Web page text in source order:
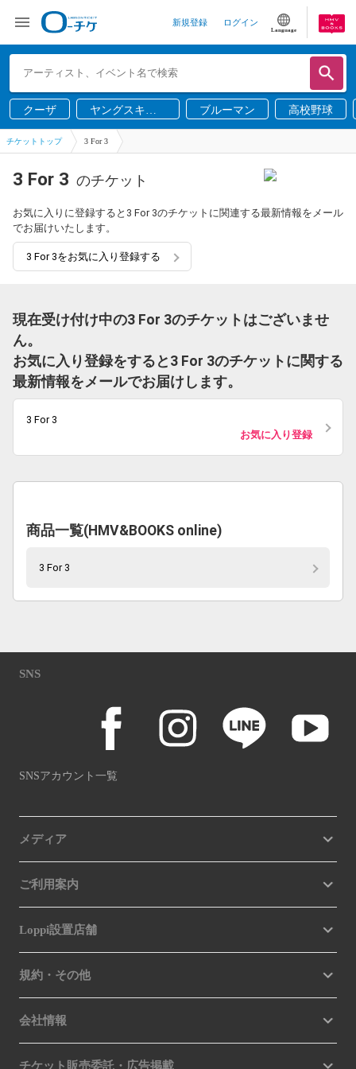
新規登録 ログイン
Language
クーザ
ヤングスキニ
ー
ブルーマン 高校野球
チケットトップ 3 For 3
3 For 3 のチケット
お気に入りに登録すると3 For 3のチケットに関連する最新情報をメール
でお届けいたします。
3 For 3をお気に入り登録する
現在受け付け中の3 For 3のチケットはございませ
ん。
お気に入り登録をすると3 For 3のチケットに関する
最新情報をメールでお届けします。
3 For 3
お気に入り登録
商品一覧(HMV&BOOKS online)
3 For 3
SNS
SNSアカウント一覧
メディア
ご利用案内
Loppi設置店舗
規約・その他
会社情報
チケット販売委託・広告掲載